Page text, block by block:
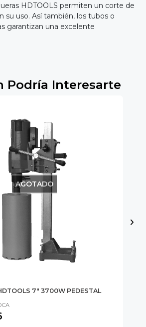
HDTOOLS permiten un corte de
su uso. Así también, los tubos o
garantizan una excelente
Podría Interesarte
AGOTADO
7" 3700W PEDESTAL